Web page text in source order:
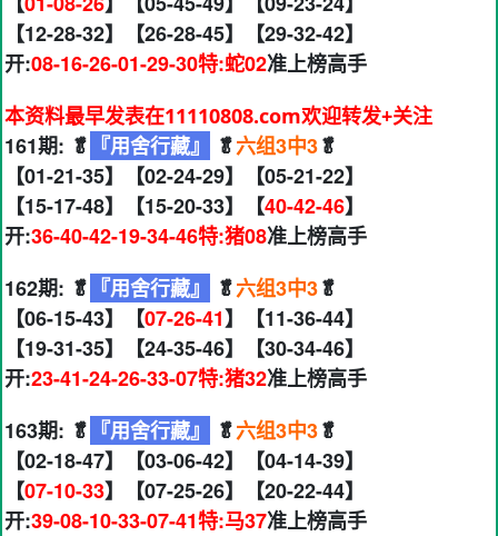
【12-28-32】【26-28-45】【29-32-42】
开:08-16-26-01-29-30特:蛇02准上榜高手
本资料最早发表在11110808.com欢迎转发+关注
161期: 🥬 『用舍行藏』 🥬六组3中3🥬
【01-21-35】【02-24-29】【05-21-22】
【15-17-48】【15-20-33】【40-42-46】
开:36-40-42-19-34-46特:猪08准上榜高手
162期: 🥬 『用舍行藏』 🥬六组3中3🥬
【06-15-43】【07-26-41】【11-36-44】
【19-31-35】【24-35-46】【30-34-46】
开:23-41-24-26-33-07特:猪32准上榜高手
163期: 🥬 『用舍行藏』 🥬六组3中3🥬
【02-18-47】【03-06-42】【04-14-39】
【07-10-33】【07-25-26】【20-22-44】
开:39-08-10-33-07-41特:马37准上榜高手